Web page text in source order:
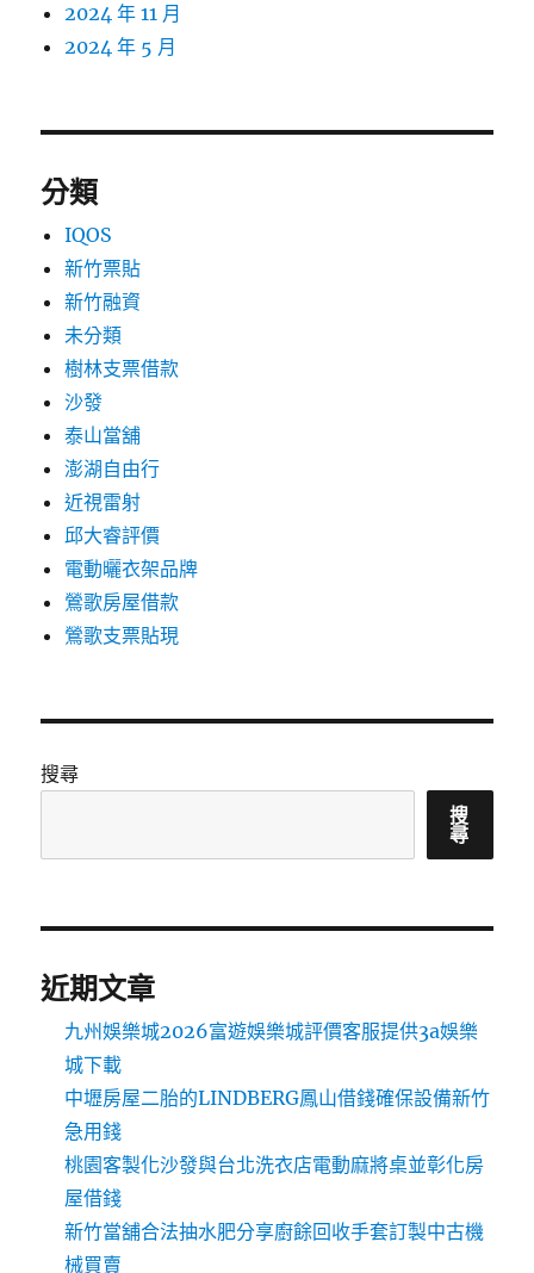
2024 年 11 月
2024 年 5 月
分類
IQOS
新竹票貼
新竹融資
未分類
樹林支票借款
沙發
泰山當舖
澎湖自由行
近視雷射
邱大睿評價
電動曬衣架品牌
鶯歌房屋借款
鶯歌支票貼現
搜尋
搜
尋
近期文章
九州娛樂城2026富遊娛樂城評價客服提供3a娛樂
城下載
中壢房屋二胎的LINDBERG鳳山借錢確保設備新竹
急用錢
桃園客製化沙發與台北洗衣店電動麻將桌並彰化房
屋借錢
新竹當舖合法抽水肥分享廚餘回收手套訂製中古機
械買賣